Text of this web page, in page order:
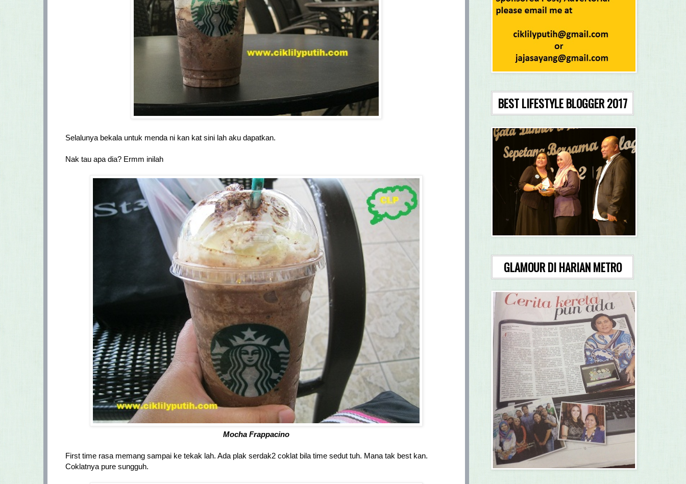
Selalunya bekala untuk menda ni kan kat sini lah aku dapatkan.
Nak tau apa dia? Ermm inilah
Mocha Frappacino
First time rasa memang sampai ke tekak lah. Ada plak serdak2 coklat bila time sedut tuh. Mana tak best kan.
Coklatnya pure sungguh.
BEST LIFESTYLE BLOGGER 2017
GLAMOUR DI HARIAN METRO